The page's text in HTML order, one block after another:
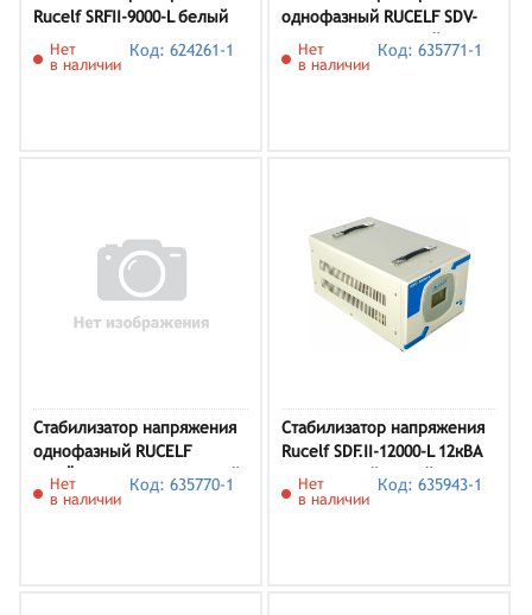
Rucelf SRFII-9000-L белый
Нет
в наличии
Код: 624261-1
однофазный RUCELF SDV-
30000 (24 кВт) белый
Нет
в наличии
Код: 635771-1
Стабилизатор напряжения
однофазный RUCELF
КОТЁЛ-600 (0.6 кВт) белый
Нет
в наличии
Код: 635770-1
Стабилизатор напряжения
Rucelf SDF.II-12000-L 12кВА
однофазный белый
Нет
в наличии
Код: 635943-1